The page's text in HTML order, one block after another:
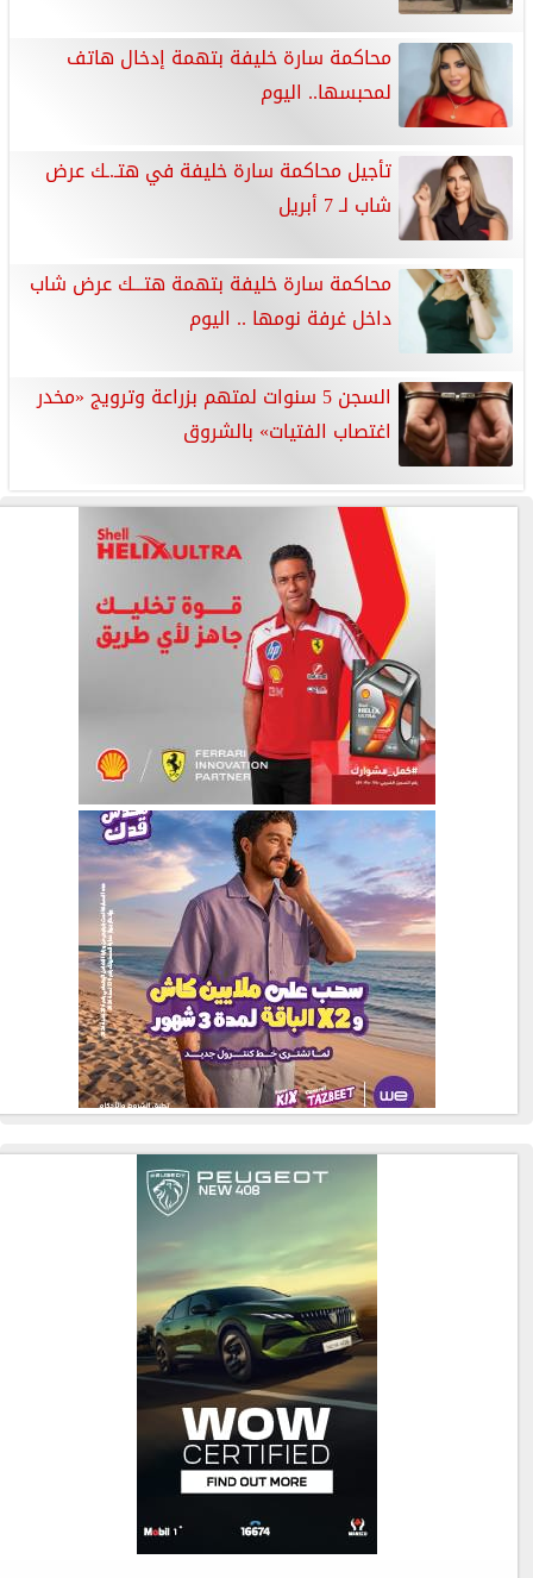
محاكمة سارة خليفة بتهمة إدخال هاتف
لمحبسها.. اليوم
تأجيل محاكمة سارة خليفة في هتـ.ـك عرض
شاب لـ 7 أبريل
محاكمة سارة خليفة بتهمة هتـــك عرض شاب
داخل غرفة نومها .. اليوم
السجن 5 سنوات لمتهم بزراعة وترويج «مخدر
اغتصاب الفتيات» بالشروق